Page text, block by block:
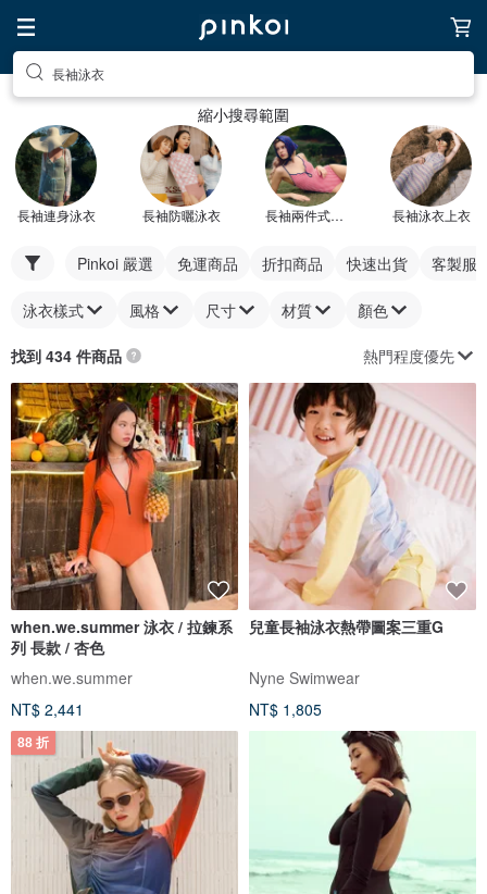
長袖泳衣
縮小搜尋範圍
長袖連身泳衣 長袖防曬泳衣 長袖兩件式泳衣 長袖泳衣上衣
Pinkoi 嚴選 免運商品 折扣商品 快速出貨 客製服
泳衣樣式 風格 尺寸 材質 顏色
找到 434 件商品 熱門程度優先
when.we.summer 泳衣 / 拉鍊系
列 長款 / 杏色
when.we.summer
NT$ 2,441
兒童長袖泳衣熱帶圖案三重G
Nyne Swimwear
NT$ 1,805
88 折